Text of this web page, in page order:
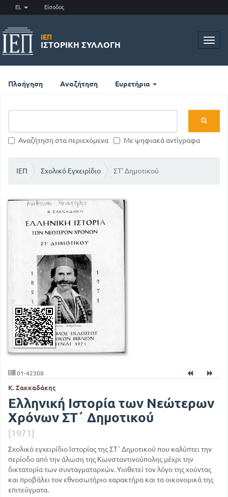
EL Είσοδος
ΙΕΠ
ΙΣΤΟΡΙΚΉ ΣΥΛΛΟΓΉ
Πλοήγηση Αναζήτηση Ευρετήρια
Αναζήτηση στα περιεχόμενα Με ψηφιακά αντίγραφα
ΙΕΠ Σχολικό Εγχειρίδιο ΣΤ' Δημοτικού
01-42308
Κ. Σακκαδάκης
Ελληνική Ιστορία των Νεώτερων
Χρόνων ΣΤ΄ Δημοτικού
[1971]
Σχολικό εγχειρίδιο Ιστορίας της ΣΤ΄ Δημοτικού που καλύπτει την
περίοδο από την άλωση της Κωνσταντινούπολης μέχρι την
δικτατορία των συνταγματαρχών. Υιοθετεί τον λόγο της χούντας
και προβάλει τον εθνοσωτήριο χαρακτήρα και τα οικονομικά της
επιτεύγματα.